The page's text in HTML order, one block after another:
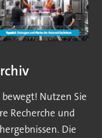
bewegt! Nutzen Sie
Recherche und
Die